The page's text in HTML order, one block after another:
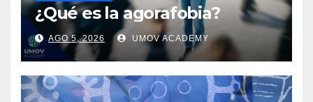
¿Qué es la agorafobia?
AGO 5, 2026 UMOV ACADEMY